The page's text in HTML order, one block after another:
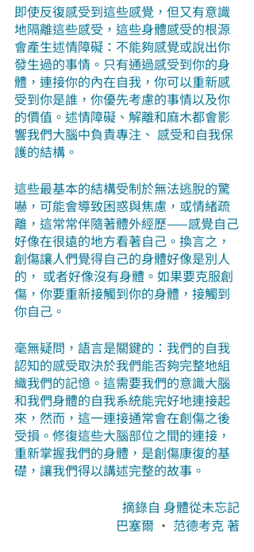
即使反復感受到這些感覺，但又有意識
地隔離這些感受，這些身體感受的根源
會產生述情障礙：不能夠感覺或說出你
發生過的事情。只有通過感受到你的身
體，連接你的內在自我，你可以重新感
受到你是誰，你優先考慮的事情以及你
的價值。述情障礙、解離和麻木都會影
響我們大腦中負責專注、 感受和自我保
護的結構。
這些最基本的結構受制於無法逃脫的驚
嚇，可能會導致困惑與焦慮，或情緒疏
離，這常常伴隨著體外經歷——感覺自己
好像在很遠的地方看著自己。換言之，
創傷讓人們覺得自己的身體好像是別人
的， 或者好像沒有身體。如果要克服創
傷，你要重新接觸到你的身體，接觸到
你自己。
毫無疑問，語言是關鍵的：我們的自我
認知的感受取決於我們能否夠完整地組
織我們的記憶。這需要我們的意識大腦
和我們身體的自我系統能完好地連接起
來，然而，這一連接通常會在創傷之後
受損。修復這些大腦部位之間的連接，
重新掌握我們的身體，是創傷康復的基
礎，讓我們得以講述完整的故事。
摘錄自 身體從未忘記
巴塞爾 · 范德考克 著